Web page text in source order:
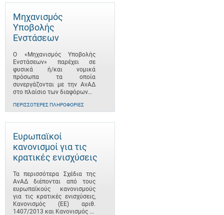
Μηχανισμός
Υποβολής
Ενστάσεων
Ο «Μηχανισμός Υποβολής
Ενστάσεων» παρέχει σε
φυσικά ή/και νομικά
πρόσωπα τα οποία
συνεργάζονται με την ΑνΑΔ
στο πλαίσιο των διαφόρων...
ΠΕΡΙΣΣΌΤΕΡΕΣ ΠΛΗΡΟΦΟΡΊΕΣ
Ευρωπαϊκοί
κανονισμοί για τις
κρατικές ενισχύσεις
Τα περισσότερα Σχέδια της
ΑνΑΔ διέπονται από τους
ευρωπαϊκούς κανονισμούς
για τις κρατικές ενισχύσεις,
Κανονισμός (ΕΕ) αριθ.
1407/2013 και Κανονισμός ...